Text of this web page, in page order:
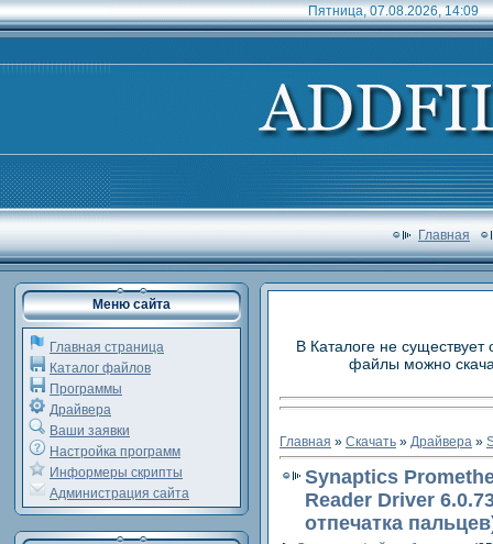
Пятница, 07.08.2026, 14:09
Главная
Меню сайта
Главная страница
Каталог файлов
Программы
Драйвера
Ваши заявки
Настройка программ
Информеры скрипты
Администрация сайта
В Каталоге не
файлы можно
Главная » Скачать » Драйвера »
Synaptics
Reader Driver
отпечатка